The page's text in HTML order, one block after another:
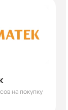
на покупку